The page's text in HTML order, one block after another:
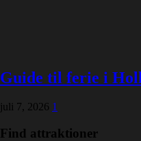
Guide til ferie i
juli 7, 2026 1
Find attraktioner